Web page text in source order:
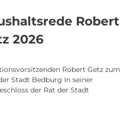
Robert
2026
Robert Getz zum
Stadt Bedburg In seiner
der Rat der Stadt